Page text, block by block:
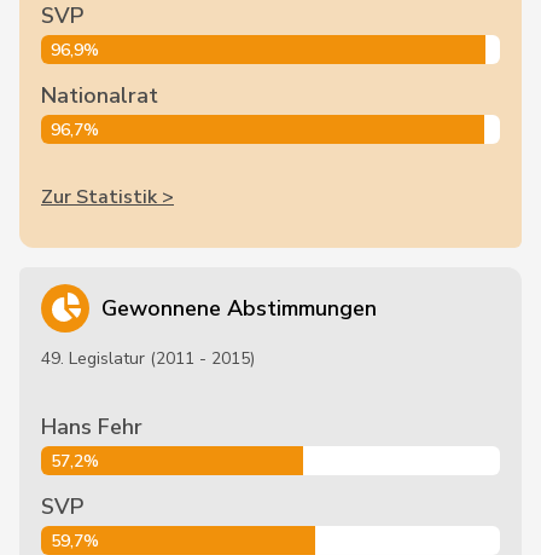
SVP
96,9%
Nationalrat
96,7%
Zur Statistik >
Gewonnene Abstimmungen
49. Legislatur (2011 - 2015)
Hans Fehr
57,2%
SVP
59,7%